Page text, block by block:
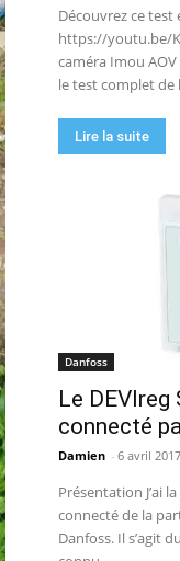
Découvrez ce test
https://youtu.be/
caméra Imou
le test complet de
Lire la suite
Danfoss
Le
connecté
Damien - 6 avril 2017
Présentation J’ai
connecté de la
Danfoss. Il s’agit